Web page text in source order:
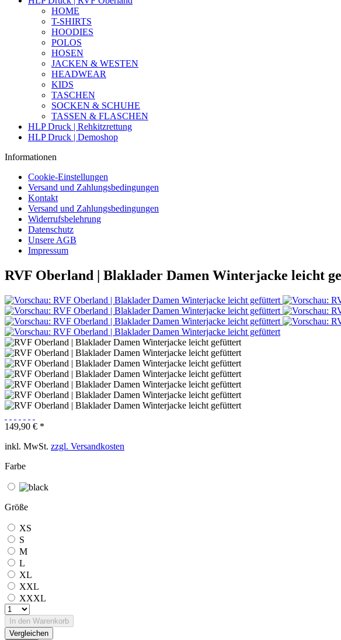
HOME
T-SHIRTS
HOODIES
POLOS
HOSEN
JACKEN & WESTEN
HEADWEAR
KIDS
TASCHEN
SOCKEN & SCHUHE
TASSEN & FLASCHEN
HLP Druck | Rehkitzrettung
HLP Druck | Demoshop
Informationen
Cookie-Einstellungen
Versand und Zahlungsbedingungen
Kontakt
Versand und Zahlungsbedingungen
Widerrufsbelehrung
Datenschutz
Unsere AGB
Impressum
RVF Oberland | Blaklader Damen Winterjacke leicht
149,90 € *
inkl. MwSt. zzgl. Versandkosten
Farbe
Größe
XS
S
M
L
XL
XXL
XXXL
In den Warenkorb
Vergleichen